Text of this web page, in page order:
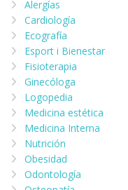
Alergías
Cardiología
Ecografía
Esport i Bienestar
Fisioterapia
Ginecóloga
Logopedia
Medicina estética
Medicina Interna
Nutrición
Obesidad
Odontología